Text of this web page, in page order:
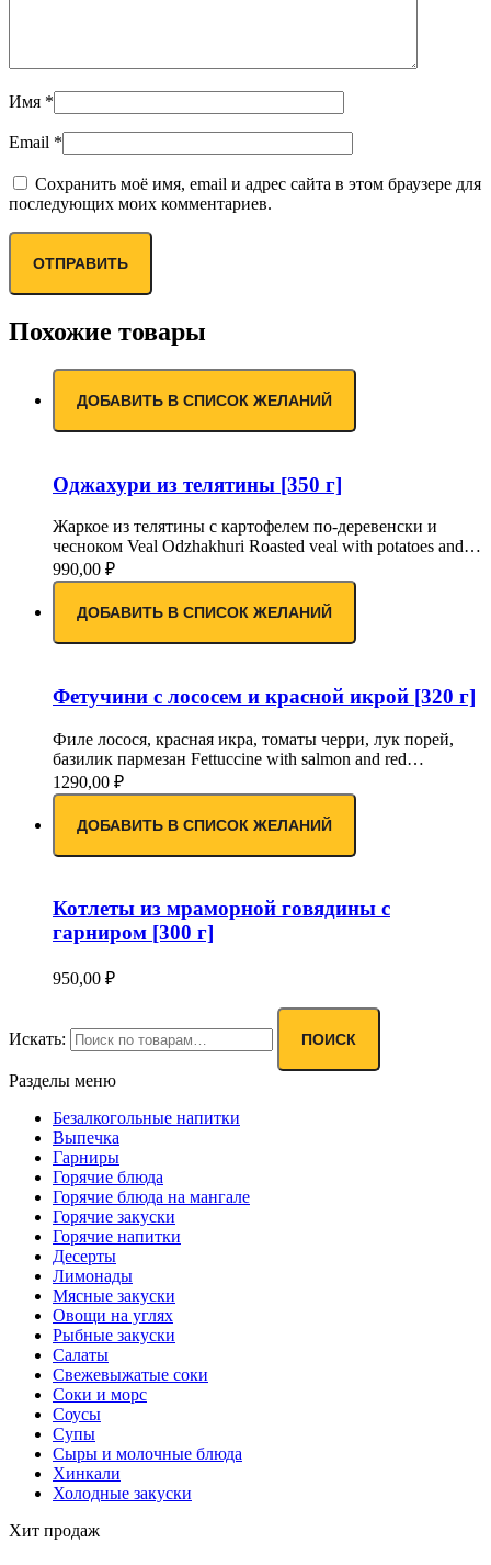
Имя *
Email *
Сохранить моё имя, email и адрес сайта в этом браузере для
последующих моих комментариев.
Похожие товары
ДОБАВИТЬ В СПИСОК ЖЕЛАНИЙ
Оджахури из телятины [350 г]
Жаркое из телятины с картофелем по-деревенски и
чесноком Veal Odzhakhuri Roasted veal with potatoes and…
990,00 ₽
ДОБАВИТЬ В СПИСОК ЖЕЛАНИЙ
Фетучини с лососем и красной икрой [320 г]
Филе лосося, красная икра, томаты черри, лук порей,
базилик пармезан Fettuccine with salmon and red…
1290,00 ₽
ДОБАВИТЬ В СПИСОК ЖЕЛАНИЙ
Котлеты из мраморной говядины с
гарниром [300 г]
950,00 ₽
Искать: ПОИСК
Разделы меню
Безалкогольные напитки
Выпечка
Гарниры
Горячие блюда
Горячие блюда на мангале
Горячие закуски
Горячие напитки
Десерты
Лимонады
Мясные закуски
Овощи на углях
Рыбные закуски
Салаты
Свежевыжатые соки
Соки и морс
Соусы
Супы
Сыры и молочные блюда
Хинкали
Холодные закуски
Хит продаж